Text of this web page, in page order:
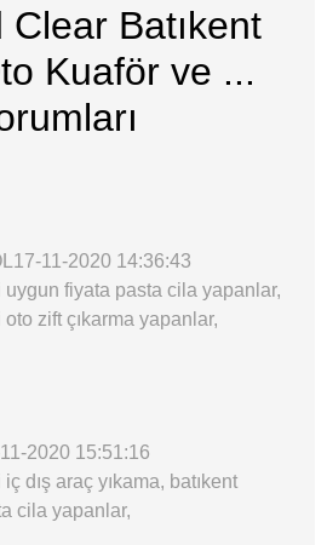
Clear Batıkent
Kuaför ve ...
17-11-2020 14:36:43
uygun fiyata pasta cila yapanlar,
oto zift çıkarma yapanlar,
2020 15:51:16
dış araç yıkama, batıkent
cila yapanlar,